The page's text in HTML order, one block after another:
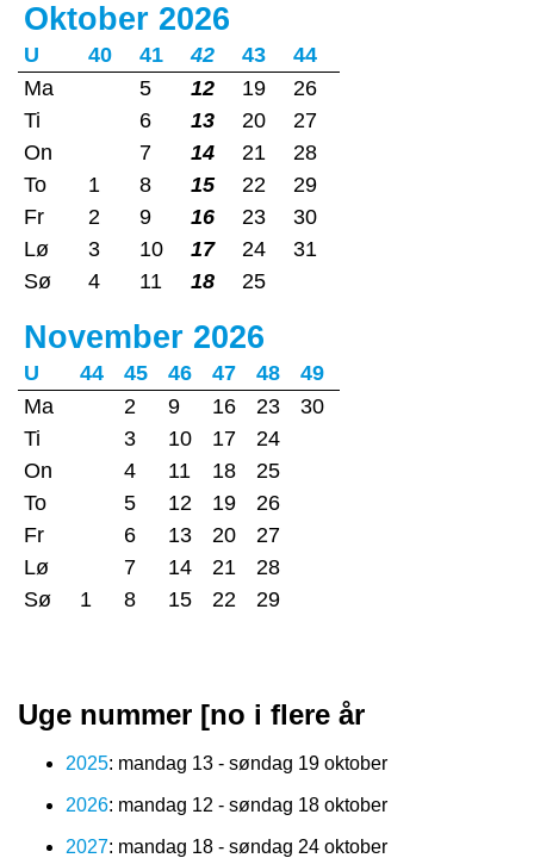
Oktober 2026
U 40 41 42 43
44
Ma
5 12 19
26
Ti
6 13 20
27
On
7 14 21
28
To
1 8 15 22
29
Fr
2 9 16 23
30
Lø
3 10 17 24
31
Sø
4 11 18 25
November 2026
U 44 45 46 47 48
49
Ma
2 9 16 23
30
Ti
3 10 17
24
On
4 11 18
25
To
5 12 19
26
Fr
6 13 20
27
Lø
7 14 21
28
Sø
1 8 15 22 29
Uge nummer [no i flere år
2025: mandag 13 - søndag 19 oktober
2026: mandag 12 - søndag 18 oktober
2027: mandag 18 - søndag 24 oktober